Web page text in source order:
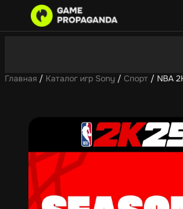
Главная / Каталог игр Sony / Спорт / NBA